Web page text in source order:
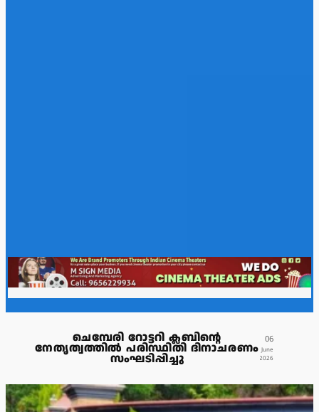
ചെമ്പേരി റോട്ടറി ക്ലബിന്റെ
നേതൃത്വത്തിൽ പരിസ്ഥിതി ദിനാചരണം
സംഘടിപ്പിച്ചു
06
June
2026